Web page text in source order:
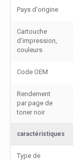
Pays d'origine
Cartouche
d'impression,
couleurs
Code OEM
Rendement
par page de
toner noir
caractéristiques
Type de